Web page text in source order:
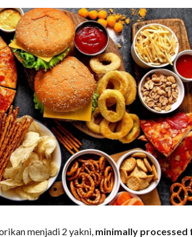
menjadi 2 yakni, minimally processed